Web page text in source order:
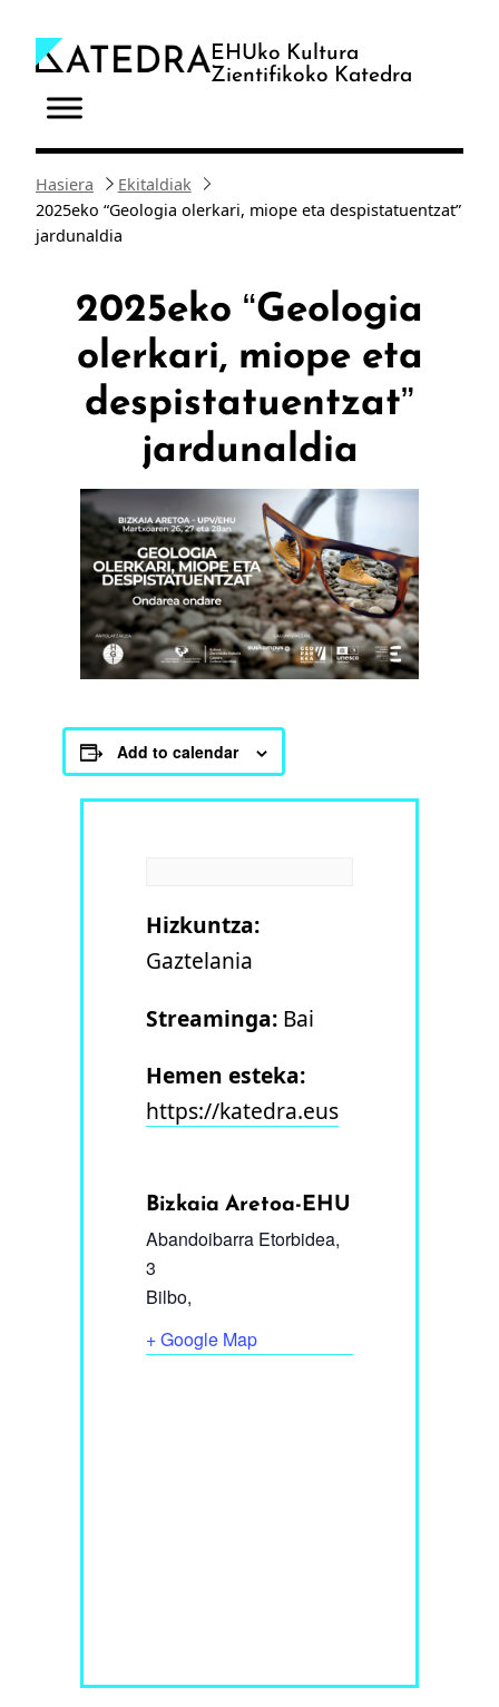
edukira
EHUko Kultura
Zientifikoko Katedra
Hasiera
Ekitaldiak
2025eko “Geologia olerkari, miope eta despistatuentzat”
jardunaldia
2025eko “Geologia
olerkari, miope eta
despistatuentzat”
jardunaldia
Add to calendar
Hizkuntza:
Gaztelania
Streaminga: Bai
Hemen esteka:
https://katedra.eus
Bizkaia Aretoa-EHU
Abandoibarra Etorbidea,
3
Bilbo,
+ Google Map